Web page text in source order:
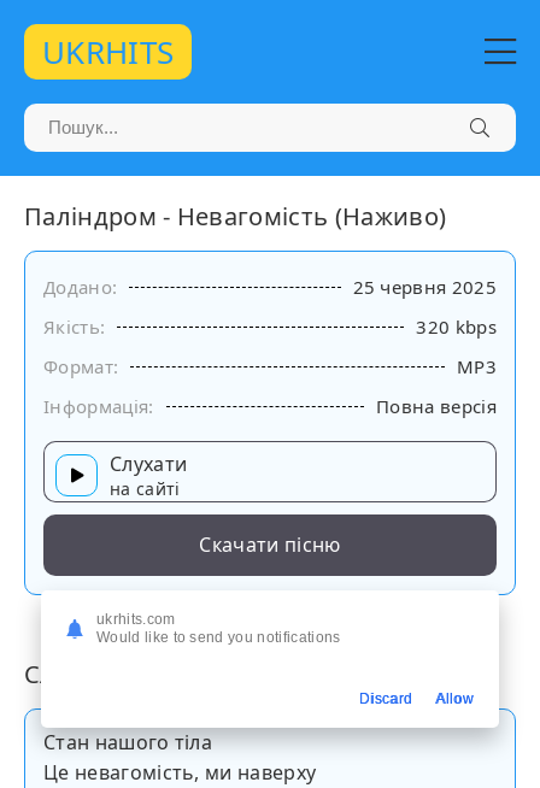
UKRHITS
Паліндром - Невагомість (Наживо)
Додано:
25 червня 2025
Якість:
320 kbps
Формат:
MP3
Інформація:
Повна версія
Слухати
на сайті
Скачати пісню
Слова пісні
Стан нашого тіла
Це невагомість, ми наверху
ukrhits.com
Would like to send you notifications
Discard Allow